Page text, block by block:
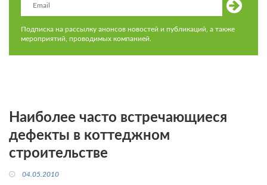
Подписка на рассылку анонсов новостей и публикаций, а также
мероприятий, проводимых компанией.
Наиболее часто встречающиеся
дефекты в коттеджном
строительстве
04.05.2010